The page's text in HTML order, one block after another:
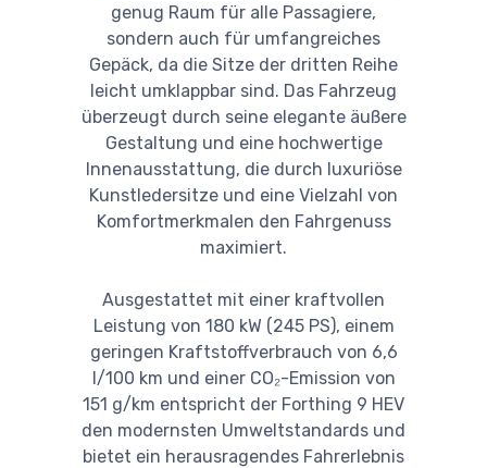
genug Raum für alle Passagiere,
sondern auch für umfangreiches
Gepäck, da die Sitze der dritten Reihe
leicht umklappbar sind. Das Fahrzeug
überzeugt durch seine elegante äußere
Gestaltung und eine hochwertige
Innenausstattung, die durch luxuriöse
Kunstledersitze und eine Vielzahl von
Komfortmerkmalen den Fahrgenuss
maximiert.
Ausgestattet mit einer kraftvollen
Leistung von 180 kW (245 PS), einem
geringen Kraftstoffverbrauch von 6,6
l/100 km und einer CO₂-Emission von
151 g/km entspricht der Forthing 9 HEV
den modernsten Umweltstandards und
bietet ein herausragendes Fahrerlebnis